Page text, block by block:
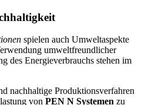
spielen auch Umweltaspekte
umweltfreundlicher
des Energieverbrauchs stehen im
nachhaltige Produktionsverfahren
von PEN N Systemen zu